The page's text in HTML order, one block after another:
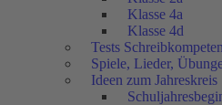
Klasse 4a
Klasse 4d
Tests
Spiele, Lieder,
Ideen zum Jahreskreis